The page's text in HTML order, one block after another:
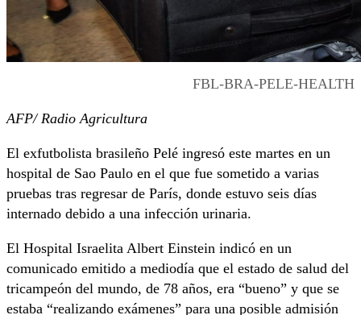
FBL-BRA-PELE-HEALTH
AFP/ Radio Agricultura
El exfutbolista brasileño Pelé ingresó este martes en un
hospital de Sao Paulo en el que fue sometido a varias
pruebas tras regresar de París, donde estuvo seis días
internado debido a una infección urinaria.
El Hospital Israelita Albert Einstein indicó en un
comunicado emitido a mediodía que el estado de salud del
tricampeón del mundo, de 78 años, era “bueno” y que se
estaba “realizando exámenes” para una posible admisión